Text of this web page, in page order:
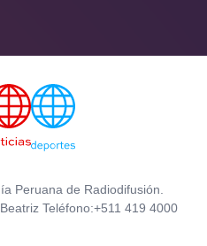
Peruana de Radiodifusión.
Teléfono:+511 419 4000